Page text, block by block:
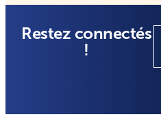
Restez connectés
!